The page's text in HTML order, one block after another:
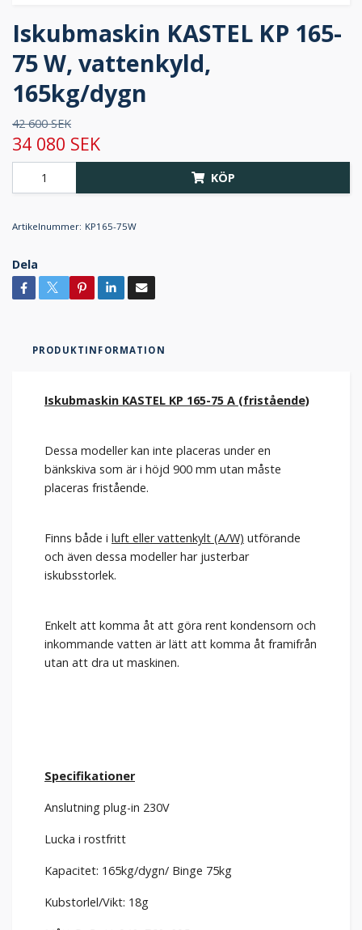
Iskubmaskin KASTEL KP 165-
75 W, vattenkyld,
165kg/dygn
42 600 SEK
34 080 SEK
KÖP
Artikelnummer: KP165-75W
Dela
PRODUKTINFORMATION
Iskubmaskin KASTEL KP 165-75 A (fristående)
Dessa modeller kan inte placeras under en
bänkskiva som är i höjd 900 mm utan måste
placeras fristående.
Finns både i luft eller vattenkylt (A/W) utförande
och även dessa modeller har justerbar
iskubsstorlek.
Enkelt att komma åt att göra rent kondensorn och
inkommande vatten är lätt att komma åt framifrån
utan att dra ut maskinen.
Specifikationer
Anslutning plug-in 230V
Lucka i rostfritt
Kapacitet: 165kg/dygn/ Binge 75kg
Kubstorlel/Vikt: 18g